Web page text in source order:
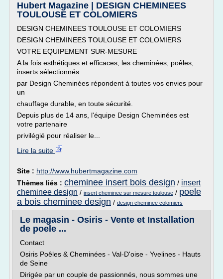
Hubert Magazine | DESIGN CHEMINEES
TOULOUSE ET COLOMIERS
DESIGN CHEMINEES TOULOUSE ET COLOMIERS
DESIGN CHEMINEES TOULOUSE ET COLOMIERS
VOTRE EQUIPEMENT SUR-MESURE
A la fois esthétiques et efficaces, les cheminées, poêles,
inserts sélectionnés
par Design Cheminées répondent à toutes vos envies pour
un
chauffage durable, en toute sécurité.
Depuis plus de 14 ans, l'équipe Design Cheminées est
votre partenaire
privilégié pour réaliser le...
Lire la suite
Site : http://www.hubertmagazine.com
Thèmes liés : cheminee insert bois design / insert
cheminee design / insert cheminee sur mesure toulouse / poele
a bois cheminee design / design cheminee colomiers
Le magasin - Osiris - Vente et Installation
de poele ...
Contact
Osiris Poêles & Cheminées - Val-D'oise - Yvelines - Hauts
de Seine
Dirigée par un couple de passionnés, nous sommes une